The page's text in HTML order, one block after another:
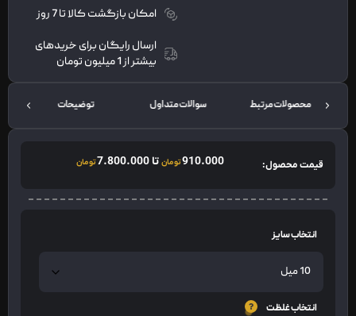
امکان بازگشت کالا تا 7 روز
ارسال رایگان برای خریدهای
بیشتر از 1 میلیون تومان
محصولات مرتبط سوالات متداول توضیحات
قیمت محصول: 910.000تومانتا7.800.000تومان
انتخاب سایز
انتخاب غلظت